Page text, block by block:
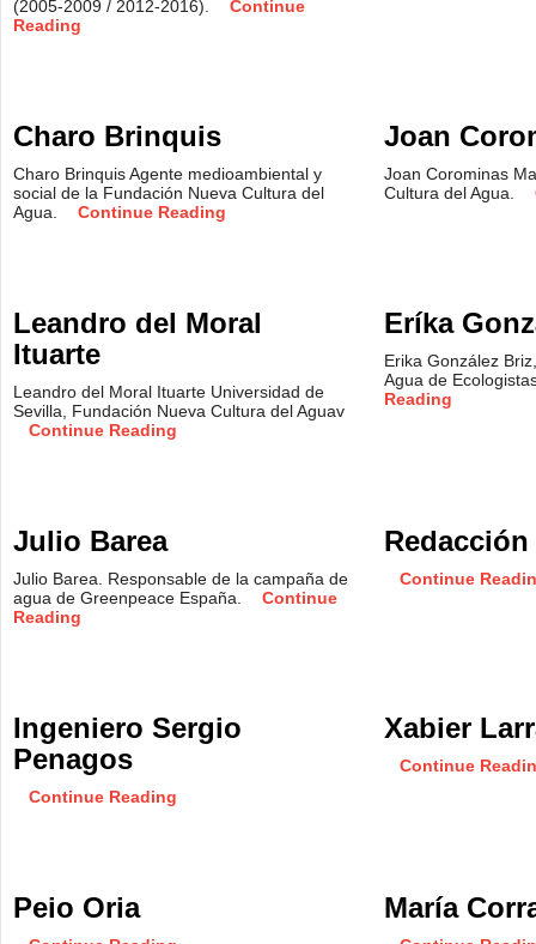
(2005-2009 / 2012-2016).
Continue
Reading
Charo Brinquis
Charo Brinquis Agente medioambiental y
social de la Fundación Nueva Cultura del
Agua.
Continue Reading
Joan
Joan Corominas
Cultura del Agua.
Leandro del Moral
Ituarte
Leandro del Moral Ituarte Universidad de
Sevilla, Fundación Nueva Cultura del Aguav
Continue Reading
Eríka
Erika González
Agua de
Reading
Julio Barea
Julio Barea. Responsable de la campaña de
agua de Greenpeace España.
Continue
Reading
Continue
Ingeniero Sergio
Penagos
Continue Reading
Xabier
Continue
Peio Oria María